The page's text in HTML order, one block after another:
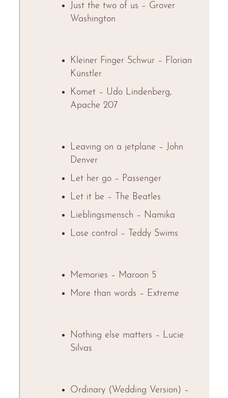
Just the two of us – Grover
Washington
Kleiner Finger Schwur – Florian
Künstler
Komet – Udo Lindenberg,
Apache 207
Leaving on a jetplane – John
Denver
Let her go – Passenger
Let it be – The Beatles
Lieblingsmensch – Namika
Lose control – Teddy Swims
Memories – Maroon 5
More than words – Extreme
Nothing else matters – Lucie
Silvas
Ordinary (Wedding Version) –